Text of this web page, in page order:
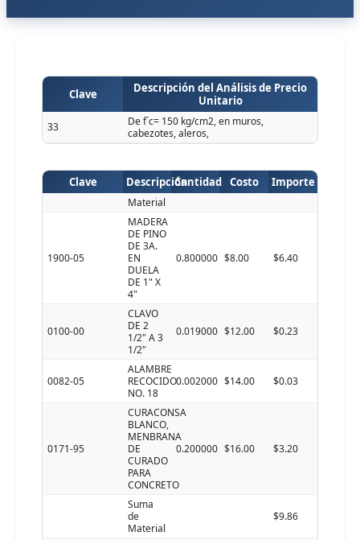
Clave
Descripción del Análisis de Precio
Unitario
33
De f´c= 150 kg/cm2, en muros,
cabezotes, aleros,
Clave DescripciónCantidad Costo Importe
Material
1900-05
MADERA
DE PINO
DE 3A.
EN
DUELA
DE 1" X
4"
0.800000 $8.00 $6.40
0100-00
CLAVO
DE 2
1/2" A 3
1/2"
0.019000 $12.00 $0.23
0082-05
ALAMBRE
RECOCIDO
NO. 18
0.002000 $14.00 $0.03
0171-95
CURACONSA
BLANCO,
MENBRANA
DE
CURADO
PARA
CONCRETO
0.200000 $16.00 $3.20
Suma
de
Material
$9.86